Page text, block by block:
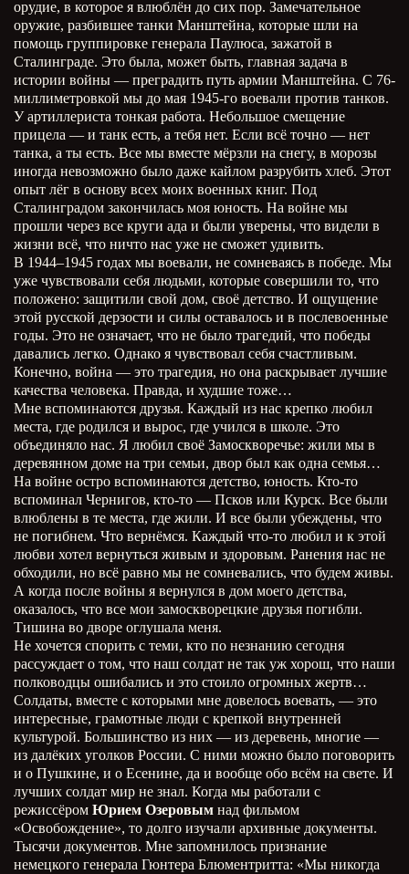
орудие, в которое я влюблён до сих пор. Замечательное
оружие, разбившее танки Манштейна, которые шли на
помощь группировке генерала Паулюса, зажатой в
Сталинграде. Это была, может быть, главная задача в
истории войны — преградить путь армии Манштейна. С 76-
миллиметровкой мы до мая 1945-го воевали против танков.
У артиллериста тонкая работа. Небольшое смещение
прицела — и танк есть, а тебя нет. Если всё точно — нет
танка, а ты есть. Все мы вместе мёрзли на снегу, в морозы
иногда невозможно было даже кайлом разрубить хлеб. Этот
опыт лёг в основу всех моих военных книг. Под
Сталинградом закончилась моя юность. На войне мы
прошли через все круги ада и были уверены, что видели в
жизни всё, что ничто нас уже не сможет удивить.
В 1944–1945 годах мы воевали, не сомневаясь в победе. Мы
уже чувствовали себя людьми, которые совершили то, что
положено: защитили свой дом, своё детство. И ощущение
этой русской дерзости и силы оставалось и в послевоенные
годы. Это не означает, что не было трагедий, что победы
давались легко. Однако я чувствовал себя счастливым.
Конечно, война — это трагедия, но она раскрывает лучшие
качества человека. Правда, и худшие тоже…
Мне вспоминаются друзья. Каждый из нас крепко любил
места, где родился и вырос, где учился в школе. Это
объединяло нас. Я любил своё Замоскворечье: жили мы в
деревянном доме на три семьи, двор был как одна семья…
На войне остро вспоминаются детство, юность. Кто-то
вспоминал Чернигов, кто-то — Псков или Курск. Все были
влюблены в те места, где жили. И все были убеждены, что
не погибнем. Что вернёмся. Каждый что-то любил и к этой
любви хотел вернуться живым и здоровым. Ранения нас не
обходили, но всё равно мы не сомневались, что будем живы.
А когда после войны я вернулся в дом моего детства,
оказалось, что все мои замоскворецкие друзья погибли.
Тишина во дворе оглушала меня.
Не хочется спорить с теми, кто по незнанию сегодня
рассуждает о том, что наш солдат не так уж хорош, что наши
полководцы ошибались и это стоило огромных жертв…
Солдаты, вместе с которыми мне довелось воевать, — это
интересные, грамотные люди с крепкой внутренней
культурой. Большинство из них — из деревень, многие —
из далёких уголков России. С ними можно было поговорить
и о Пушкине, и о Есенине, да и вообще обо всём на свете. И
лучших солдат мир не знал. Когда мы работали с
режиссёром Юрием Озеровым над фильмом
«Освобождение», то долго изучали архивные документы.
Тысячи документов. Мне запомнилось признание
немецкого генерала Гюнтера Блюментритта: «Мы никогда